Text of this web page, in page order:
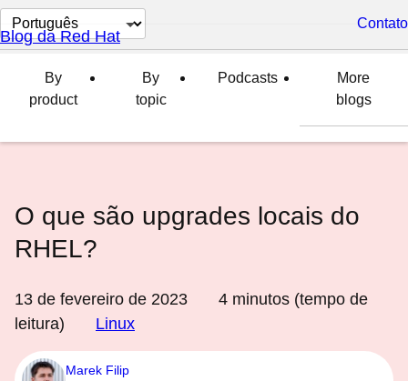
Selecionar
idioma
Contato
Blog da Red Hat
By
product
By
topic
Podcasts
More
blogs
O que são upgrades locais do
RHEL?
13 de fevereiro de 2023 4 minutos (tempo de
leitura)
Linux
Marek Filip